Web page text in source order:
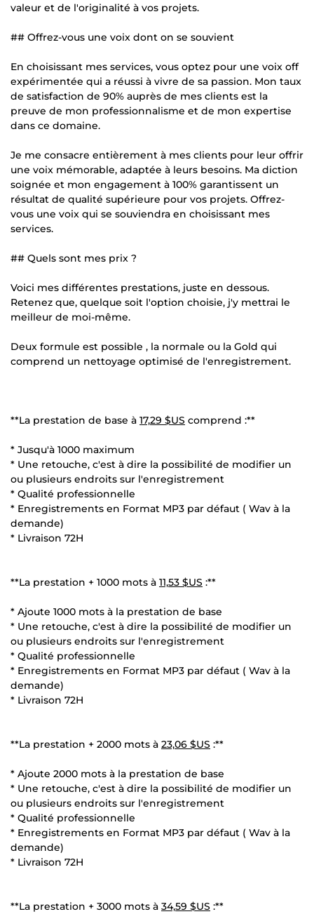
valeur et de l'originalité à vos projets.
## Offrez-vous une voix dont on se souvient
En choisissant mes services, vous optez pour une voix off
expérimentée qui a réussi à vivre de sa passion. Mon taux
de satisfaction de 90% auprès de mes clients est la
preuve de mon professionnalisme et de mon expertise
dans ce domaine.
Je me consacre entièrement à mes clients pour leur offrir
une voix mémorable, adaptée à leurs besoins. Ma diction
soignée et mon engagement à 100% garantissent un
résultat de qualité supérieure pour vos projets. Offrez-
vous une voix qui se souviendra en choisissant mes
services.
## Quels sont mes prix ?
Voici mes différentes prestations, juste en dessous.
Retenez que, quelque soit l'option choisie, j'y mettrai le
meilleur de moi-même.
Deux formule est possible , la normale ou la Gold qui
comprend un nettoyage optimisé de l'enregistrement.
**La prestation de base à 17,29 $US comprend :**
* Jusqu'à 1000 maximum
* Une retouche, c'est à dire la possibilité de modifier un
ou plusieurs endroits sur l'enregistrement
* Qualité professionnelle
* Enregistrements en Format MP3 par défaut ( Wav à la
demande)
* Livraison 72H
**La prestation + 1000 mots à 11,53 $US :**
* Ajoute 1000 mots à la prestation de base
* Une retouche, c'est à dire la possibilité de modifier un
ou plusieurs endroits sur l'enregistrement
* Qualité professionnelle
* Enregistrements en Format MP3 par défaut ( Wav à la
demande)
* Livraison 72H
**La prestation + 2000 mots à 23,06 $US :**
* Ajoute 2000 mots à la prestation de base
* Une retouche, c'est à dire la possibilité de modifier un
ou plusieurs endroits sur l'enregistrement
* Qualité professionnelle
* Enregistrements en Format MP3 par défaut ( Wav à la
demande)
* Livraison 72H
**La prestation + 3000 mots à 34,59 $US :**